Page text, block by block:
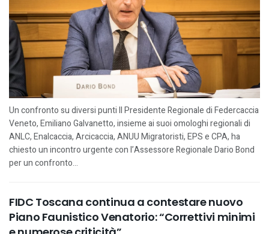
Un confronto su diversi punti Il Presidente Regionale di Federcaccia
Veneto, Emiliano Galvanetto, insieme ai suoi omologhi regionali di
ANLC, Enalcaccia, Arcicaccia, ANUU Migratoristi, EPS e CPA, ha
chiesto un incontro urgente con l’Assessore Regionale Dario Bond
per un confronto...
FIDC Toscana continua a contestare nuovo
Piano Faunistico Venatorio: “Correttivi minimi